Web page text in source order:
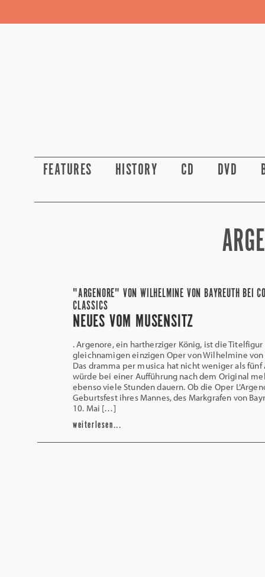
FEATURES HISTORY CD DVD
"ARGENORE" VON WILHELMINE VON BAYREUTH BEI
CLASSICS
NEUES VOM MUSENSITZ
. Argenore, ein hartherziger König, ist die Titelfigur
gleichnamigen einzigen Oper von Wilhelmine von
Das dramma per musica hat nicht weniger als fünf
würde bei einer Aufführung nach dem Original
ebenso viele Stunden dauern. Ob die Oper
Geburtsfest ihres Mannes, des Markgrafen von
10. Mai […]
weiterlesen...